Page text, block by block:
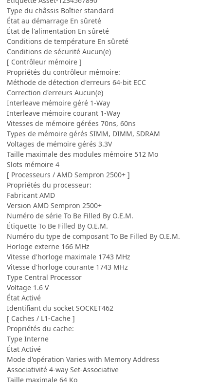
Type du châssis Boîtier standard
État au démarrage En sûreté
État de l'alimentation En sûreté
Conditions de température En sûreté
Conditions de sécurité Aucun(e)
[ Contrôleur mémoire ]
Propriétés du contrôleur mémoire:
Méthode de détection d'erreurs 64-bit ECC
Correction d'erreurs Aucun(e)
Interleave mémoire géré 1-Way
Interleave mémoire courant 1-Way
Vitesses de mémoire gérées 70ns, 60ns
Types de mémoire gérés SIMM, DIMM, SDRAM
Voltages de mémoire gérés 3.3V
Taille maximale des modules mémoire 512 Mo
Slots mémoire 4
[ Processeurs / AMD Sempron 2500+ ]
Propriétés du processeur:
Fabricant AMD
Version AMD Sempron 2500+
Numéro de série To Be Filled By O.E.M.
Étiquette To Be Filled By O.E.M.
Numéro du type de composant To Be Filled By O.E.M.
Horloge externe 166 MHz
Vitesse d'horloge maximale 1743 MHz
Vitesse d'horloge courante 1743 MHz
Type Central Processor
Voltage 1.6 V
État Activé
Identifiant du socket SOCKET462
[ Caches / L1-Cache ]
Propriétés du cache:
Type Interne
État Activé
Mode d'opération Varies with Memory Address
Associativité 4-way Set-Associative
Taille maximale 64 Ko